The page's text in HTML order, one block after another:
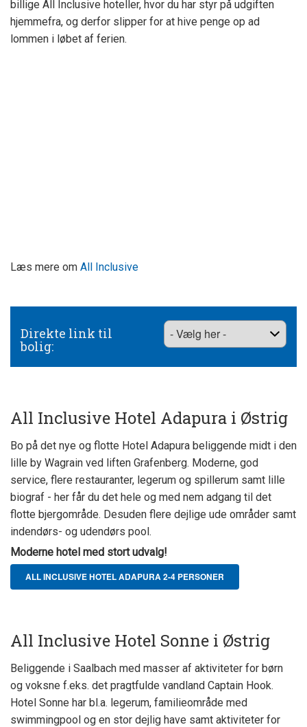
billige All Inclusive hoteller, hvor du har styr på udgiften
hjemmefra, og derfor slipper for at hive penge op ad
lommen i løbet af ferien.
Læs mere om All Inclusive
Direkte link til
bolig:
All Inclusive Hotel Adapura i Østrig
Bo på det nye og flotte Hotel Adapura beliggende midt i den
lille by Wagrain ved liften Grafenberg. Moderne, god
service, flere restauranter, legerum og spillerum samt lille
biograf - her får du det hele og med nem adgang til det
flotte bjergområde. Desuden flere dejlige ude områder samt
indendørs- og udendørs pool.
Moderne hotel med stort udvalg!
ALL INCLUSIVE HOTEL ADAPURA 2-4 PERSONER
All Inclusive Hotel Sonne i Østrig
Beliggende i Saalbach med masser af aktiviteter for børn
og voksne f.eks. det pragtfulde vandland Captain Hook.
Hotel Sonne har bl.a. legerum, familieområde med
swimmingpool og en stor dejlig have samt aktiviteter for